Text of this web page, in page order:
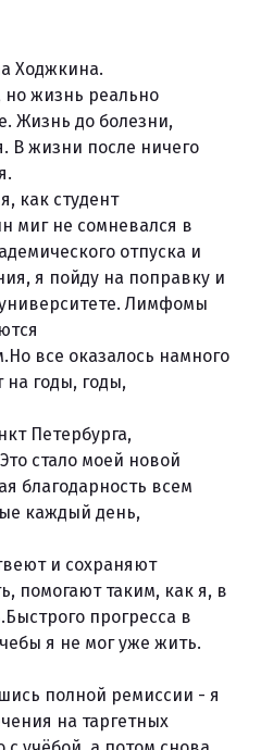
Ходжкина.
жизнь реально
Жизнь до болезни,
В жизни после ничего
как студент
миг не сомневался в
отпуска и
я пойду на поправку и
Лимфомы
все оказалось намного
на годы, годы,
Петербурга,
стало моей новой
благодарность всем
каждый день,
и сохраняют
помогают таким, как я, в
прогресса в
я не мог уже жить.
полной ремиссии - я
на таргетных